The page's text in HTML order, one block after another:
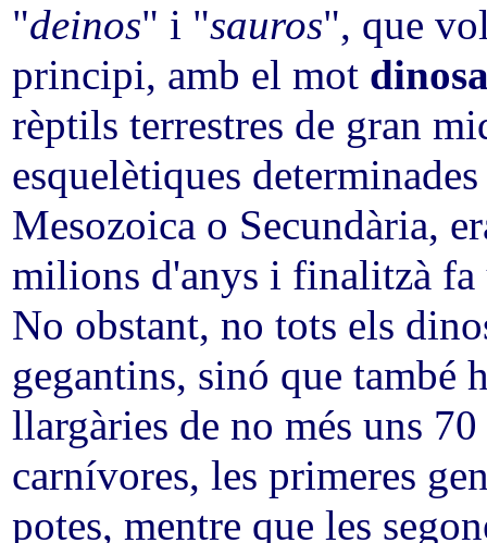
"deinos" i "sauros", que
principi, amb el mot
rèptils terrestres de gran
esquelètiques
Mesozoica o Secundària,
milions d'anys i finalitzà
No obstant, no tots els
gegantins, sinó que també
llargàries de no més uns
carnívores, les primeres
potes, mentre que les